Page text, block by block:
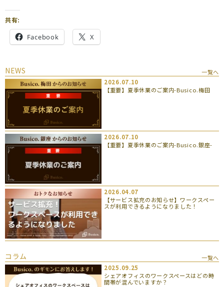
共有:
Facebook X
NEWS
一覧へ
2026.07.10
【重要】夏季休業のご案内-Busico.梅田
2026.07.10
【重要】夏季休業のご案内-Busico.銀座-
2026.04.07
【サービス拡充のお知らせ】ワークスペー
スが利用できるようになりました！
コラム
一覧へ
2025.09.25
シェアオフィスのワークスペースはどの時
間帯が混んでいますか？